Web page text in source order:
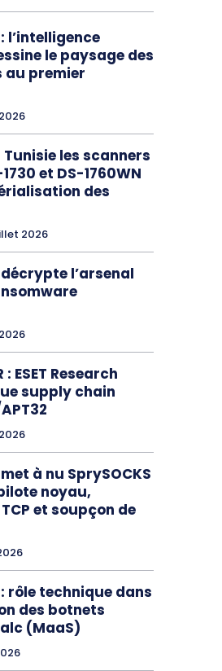
: l’intelligence
le paysage des
au premier
Tunisie les scanners
et DS-1760WN
des
2026
décrypte l’arsenal
: ESET Research
supply chain
à nu SprySOCKS
noyau,
et soupçon de
: rôle technique dans
des botnets
(MaaS)